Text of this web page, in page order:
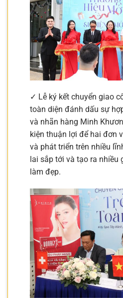
✓ Lễ ký kết chuyển giao
toàn diện đánh dấu sự
và nhãn hàng Minh
kiện thuận lợi để hai đơn
và phát triển trên nhiều
lai sắp tới và tạo ra
làm đẹp.